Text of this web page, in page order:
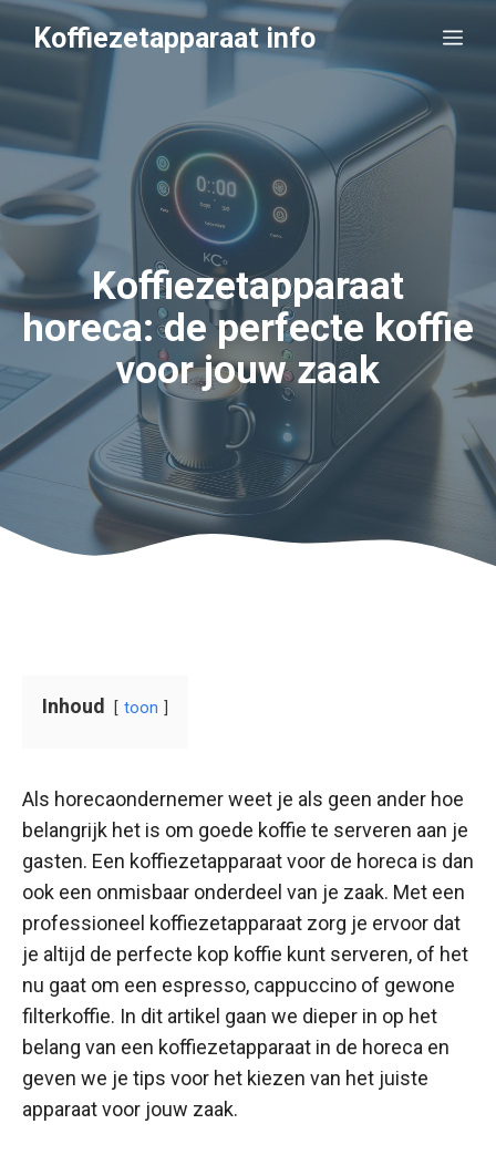
naarKoffiezetapparaat info
Koffiezetapparaat
horeca: de perfecte koffie
voor jouw zaak
Inhoud toon
Als horecaondernemer weet je als geen ander hoe
belangrijk het is om goede koffie te serveren aan je
gasten. Een koffiezetapparaat voor de horeca is dan
ook een onmisbaar onderdeel van je zaak. Met een
professioneel koffiezetapparaat zorg je ervoor dat
je altijd de perfecte kop koffie kunt serveren, of het
nu gaat om een espresso, cappuccino of gewone
filterkoffie. In dit artikel gaan we dieper in op het
belang van een koffiezetapparaat in de horeca en
geven we je tips voor het kiezen van het juiste
apparaat voor jouw zaak.